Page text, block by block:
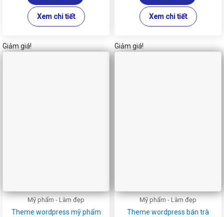
Xem chi tiết Xem chi tiết
Giảm giá!
Mỹ phẩm - Làm đẹp
Theme wordpress mỹ phẩm
Giảm giá!
Mỹ phẩm - Làm đẹp
Theme wordpress bán trà